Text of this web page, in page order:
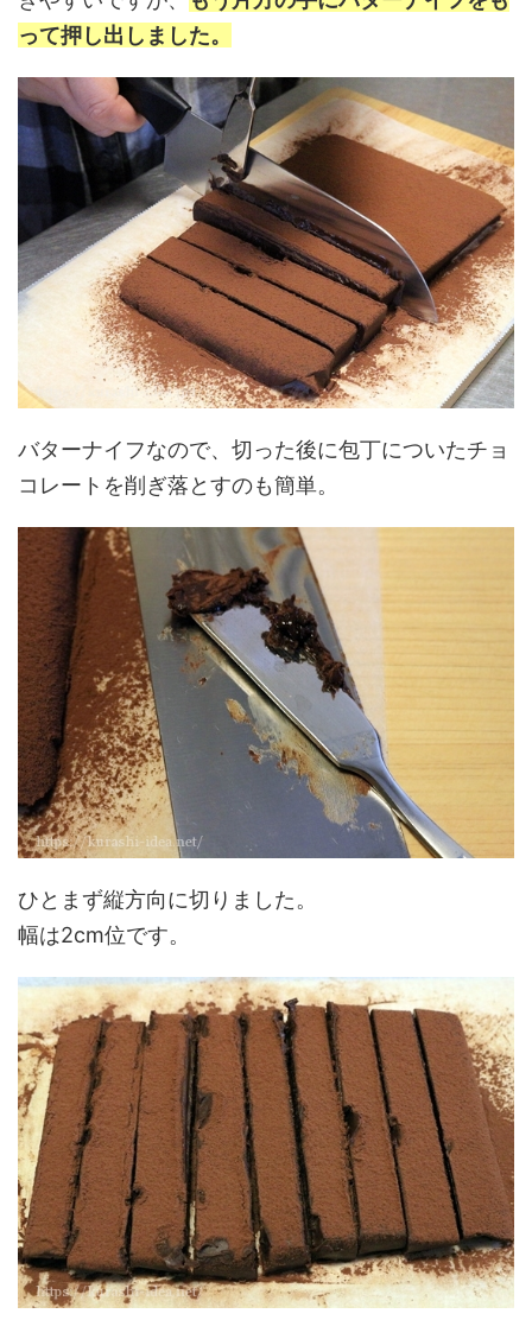
って押し出しました。
バターナイフなので、切った後に包丁についたチョ
コレートを削ぎ落とすのも簡単。
ひとまず縦方向に切りました。
幅は2cm位です。